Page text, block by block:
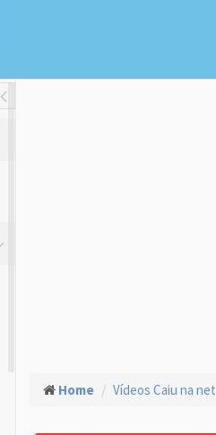
Toggle Fullwidth
Home Vídeos Caiu na net